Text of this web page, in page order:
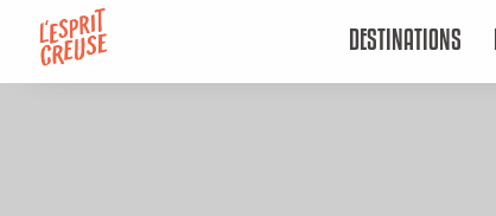
contenu
DESTINATIONS